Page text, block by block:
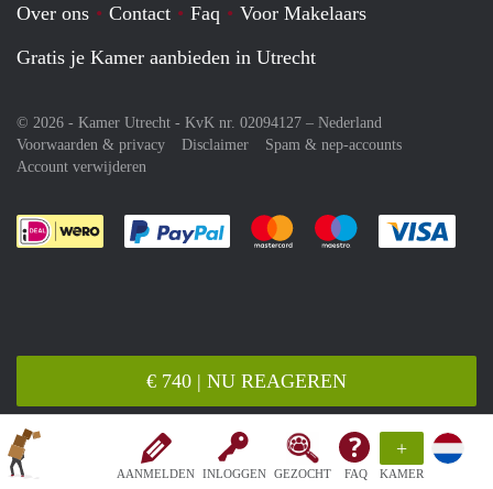
AANMELDEN INLOGGEN GEZOCHT FAQ
+
KAMER
€ 740 | NU REAGEREN
Over ons Contact Faq
Voor Makelaars
Gratis je Kamer aanbieden in Utrecht
© 2026 - Kamer Utrecht - KvK nr. 02094127 – Nederland
Voorwaarden & privacy
Disclaimer
Spam & nep-accounts
Account verwijderen
Je rekent gemakkelijk af met Paypal
Je rekent gemakkelijk af met
Je rekent